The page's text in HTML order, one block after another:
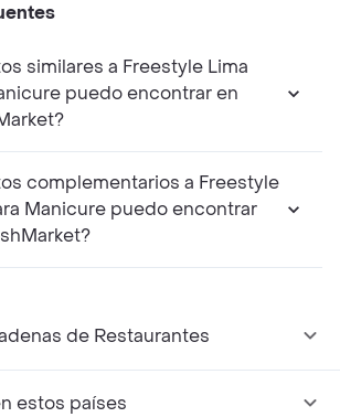
similares a Freestyle Lima
encontrar en
complementarios a Freestyle
puedo encontrar
de Restaurantes
estos países